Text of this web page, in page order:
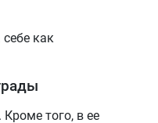
как
того, в ее